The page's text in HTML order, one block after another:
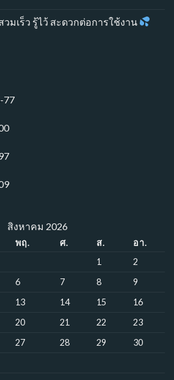
มเร็ว รู้ไว้ สะดวกต่อการใช้งาน
77
สิงหาคม 2026
พฤ. ศ. ส.
อา.
1
2
6 7 8
9
13 14 15
16
20 21 22
23
27 28 29
30